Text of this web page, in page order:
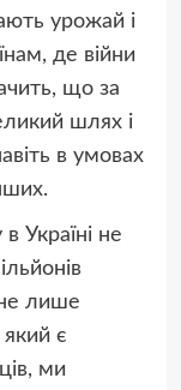
урожай і
де війни
що за
шлях і
в умовах
Україні не
лише
який є
ми